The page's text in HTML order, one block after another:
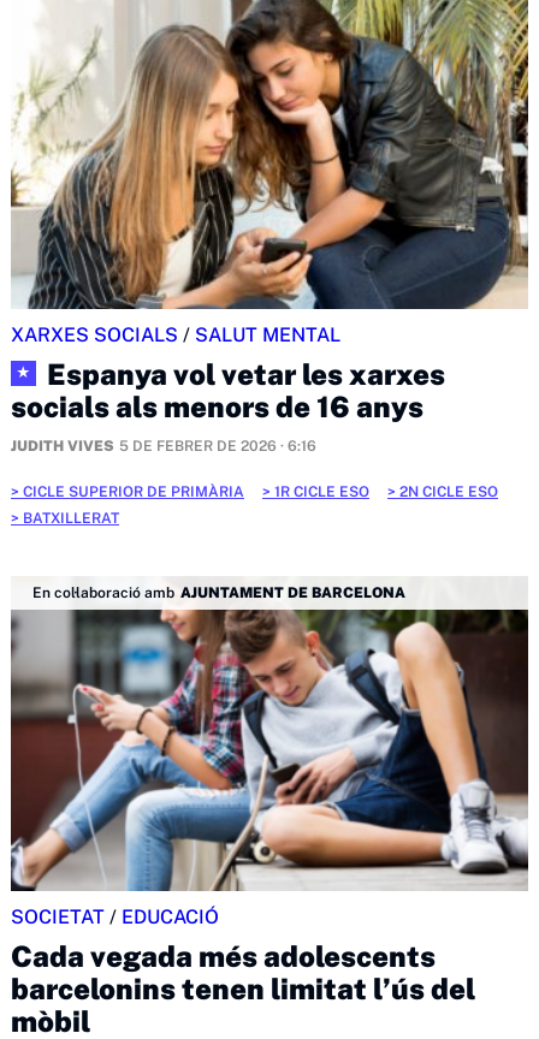
XARXES SOCIALS / SALUT MENTAL
★
Espanya vol vetar les xarxes
socials als menors de 16 anys
JUDITH VIVES 5 DE FEBRER DE 2026 · 6:16
CICLE SUPERIOR DE PRIMÀRIA 1R CICLE ESO
2N CICLE ESO
BATXILLERAT
En col·laboració amb AJUNTAMENT DE BARCELONA
SOCIETAT / EDUCACIÓ
Cada vegada més adolescents
barcelonins tenen limitat l’ús del
mòbil